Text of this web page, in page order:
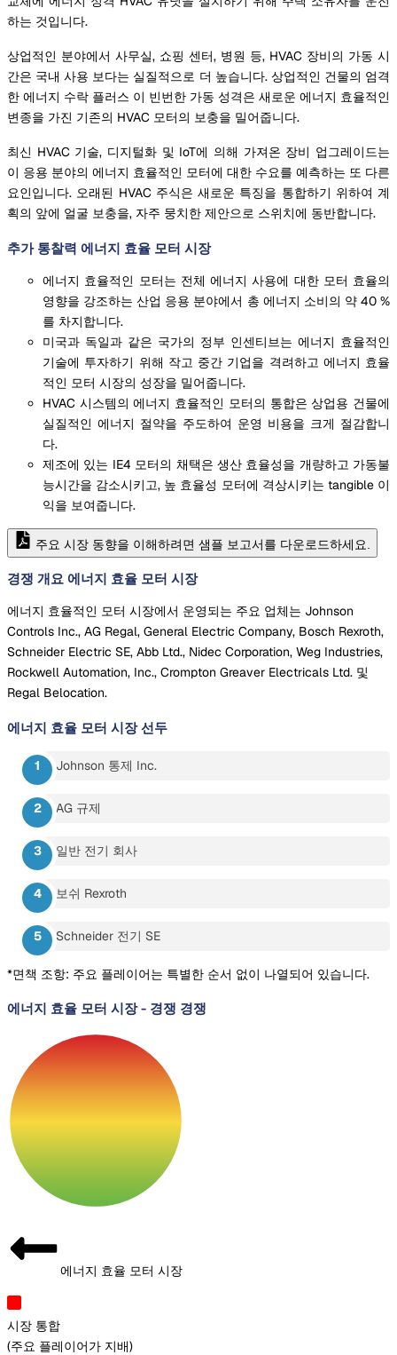
하는 것입니다.
상업적인 분야에서 사무실, 쇼핑 센터, 병원 등, HVAC 장비의 가동 시
간은 국내 사용 보다는 실질적으로 더 높습니다. 상업적인 건물의 엄격
한 에너지 수락 플러스 이 빈번한 가동 성격은 새로운 에너지 효율적인
변종을 가진 기존의 HVAC 모터의 보충을 밀어줍니다.
최신 HVAC 기술, 디지털화 및 IoT에 의해 가져온 장비 업그레이드는
이 응용 분야의 에너지 효율적인 모터에 대한 수요를 예측하는 또 다른
요인입니다. 오래된 HVAC 주식은 새로운 특징을 통합하기 위하여 계
획의 앞에 얼굴 보충을, 자주 뭉치한 제안으로 스위치에 동반합니다.
추가 통찰력 에너지 효율 모터 시장
에너지 효율적인 모터는 전체 에너지 사용에 대한 모터 효율의
영향을 강조하는 산업 응용 분야에서 총 에너지 소비의 약 40 %
를 차지합니다.
미국과 독일과 같은 국가의 정부 인센티브는 에너지 효율적인
기술에 투자하기 위해 작고 중간 기업을 격려하고 에너지 효율
적인 모터 시장의 성장을 밀어줍니다.
HVAC 시스템의 에너지 효율적인 모터의 통합은 상업용 건물에
실질적인 에너지 절약을 주도하여 운영 비용을 크게 절감합니
다.
제조에 있는 IE4 모터의 채택은 생산 효율성을 개량하고 가동불
능시간을 감소시키고, 높 효율성 모터에 격상시키는 tangible 이
익을 보여줍니다.
주요 시장 동향을 이해하려면 샘플 보고서를 다운로드하세요.
경쟁 개요 에너지 효율 모터 시장
에너지 효율적인 모터 시장에서 운영되는 주요 업체는 Johnson
Controls Inc., AG Regal, General Electric Company, Bosch Rexroth,
Schneider Electric SE, Abb Ltd., Nidec Corporation, Weg Industries,
Rockwell Automation, Inc., Crompton Greaver Electricals Ltd. 및
Regal Belocation.
에너지 효율 모터 시장 선두
Johnson 통제 Inc.
AG 규제
일반 전기 회사
보쉬 Rexroth
Schneider 전기 SE
*면책 조항: 주요 플레이어는 특별한 순서 없이 나열되어 있습니다.
에너지 효율 모터 시장- 경쟁 경쟁
에너지 효율 모터 시장
시장 통합
(주요 플레이어가 지배)